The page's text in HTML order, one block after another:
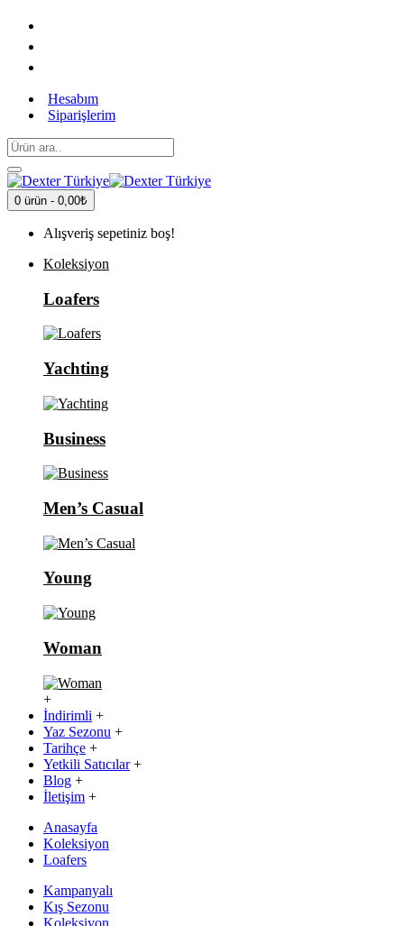
Hesabım
Siparişlerim
0 ürün - 0,00₺
Alışveriş sepetiniz boş!
Koleksiyon
Loafers
Yachting
Business
Men’s Casual
Young
Woman
+
İndirimli +
Yaz Sezonu +
Tarihçe +
Yetkili Satıcılar +
Blog +
İletişim +
Anasayfa
Koleksiyon
Loafers
Kampanyalı
Kış Sezonu
Koleksiyon